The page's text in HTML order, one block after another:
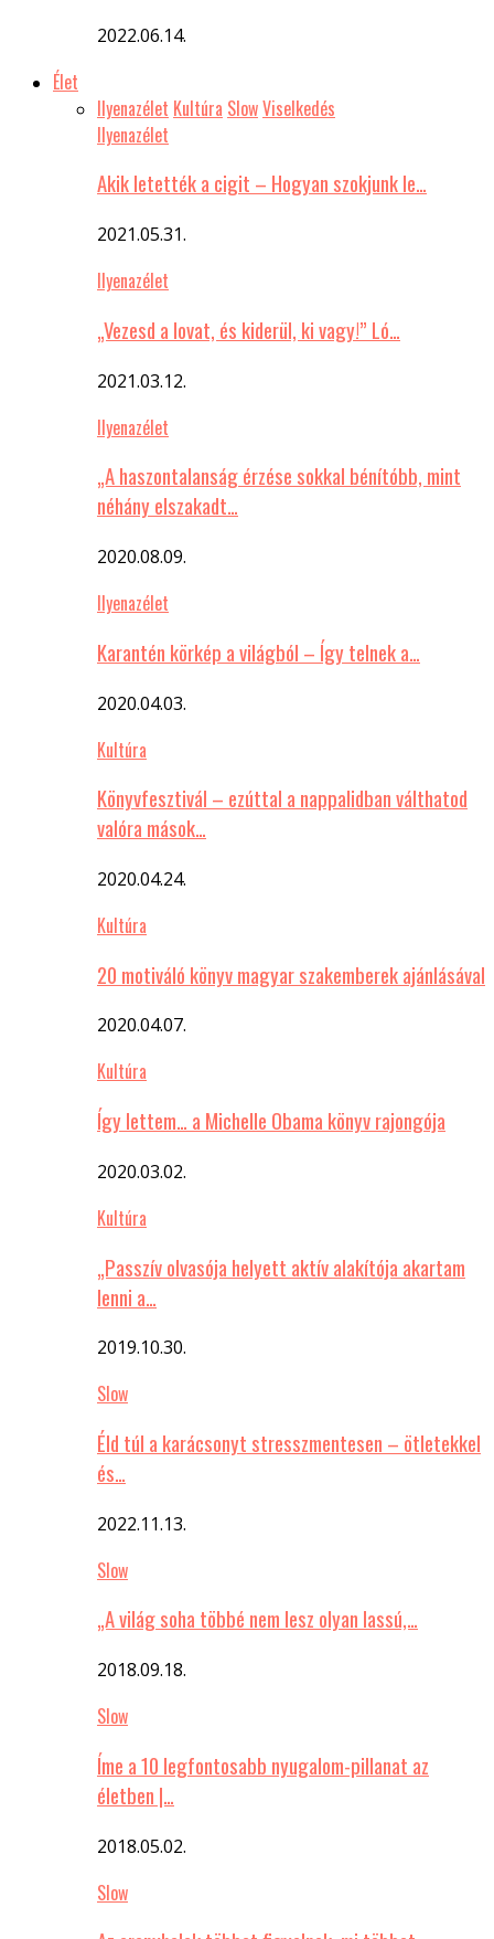
2022.06.14.
Élet
Ilyenazélet Kultúra SlowViselkedés
Ilyenazélet
Akik letették a cigit – Hogyan szokjunk le…
2021.05.31.
Ilyenazélet
„Vezesd a lovat, és kiderül, ki vagy!” Ló…
2021.03.12.
Ilyenazélet
„A haszontalanság érzése sokkal bénítóbb, mint
néhány elszakadt…
2020.08.09.
Ilyenazélet
Karantén körkép a világból – Így telnek a…
2020.04.03.
Kultúra
Könyvfesztivál – ezúttal a nappalidban válthatod
valóra mások…
2020.04.24.
Kultúra
20 motiváló könyv magyar szakemberek ajánlásával
2020.04.07.
Kultúra
Így lettem… a Michelle Obama könyv rajongója
2020.03.02.
Kultúra
„Passzív olvasója helyett aktív alakítója akartam
lenni a…
2019.10.30.
Slow
Éld túl a karácsonyt stresszmentesen – ötletekkel
és…
2022.11.13.
Slow
„A világ soha többé nem lesz olyan lassú,…
2018.09.18.
Slow
Íme a 10 legfontosabb nyugalom-pillanat az
életben |…
2018.05.02.
Slow